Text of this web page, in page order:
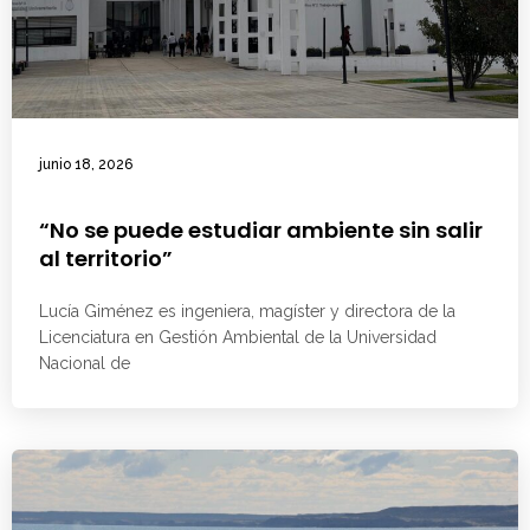
junio 18, 2026
“No se puede estudiar ambiente sin salir
al territorio”
Lucía Giménez es ingeniera, magíster y directora de la
Licenciatura en Gestión Ambiental de la Universidad
Nacional de